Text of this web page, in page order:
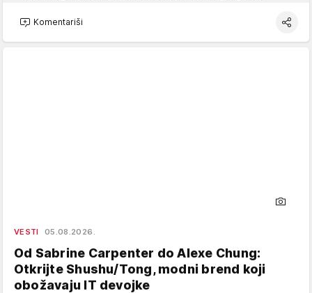
Komentariši
VESTI 05.08.2026.
Od Sabrine Carpenter do Alexe Chung:
Otkrijte Shushu/Tong, modni brend koji
obožavaju IT devojke